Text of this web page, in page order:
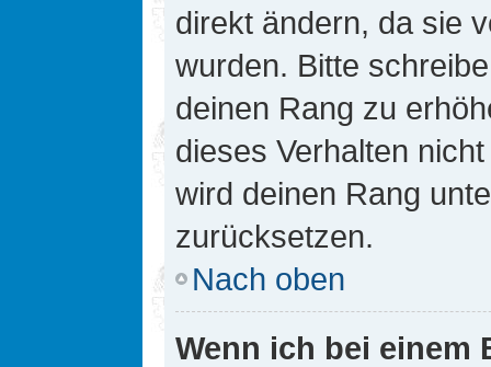
direkt ändern, da sie
wurden. Bitte
deinen Rang zu
dieses Verhalten
wird deinen Rang
zurücksetzen.
Nach oben
Wenn ich bei einem